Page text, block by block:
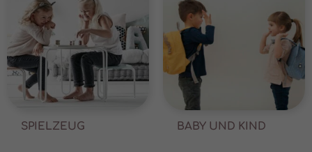
SPIELZEUG BABY UND KIND